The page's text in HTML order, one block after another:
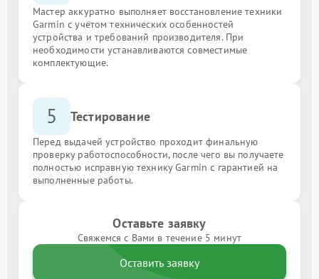
Мастер аккуратно выполняет восстановление техники
Garmin с учётом технических особенностей
устройства и требований производителя. При
необходимости устанавливаются совместимые
комплектующие.
5 Тестирование
Перед выдачей устройство проходит финальную
проверку работоспособности, после чего вы получаете
полностью исправную технику Garmin с гарантией на
выполненные работы.
Оставьте заявку
Свяжемся с Вами в течение 5 минут
Оставить заявку